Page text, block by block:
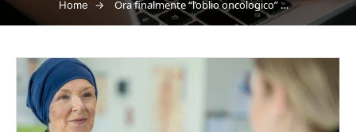
Home → Ora finalmente “l’oblio oncologico” è legge